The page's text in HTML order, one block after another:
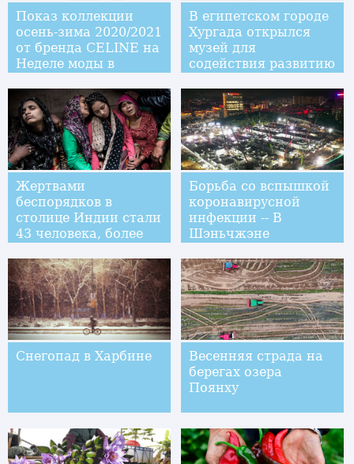
Показ коллекции
осень-зима 2020/2021
от бренда CELINE на
Неделе моды в
В египетском городе
Хургада открылся
музей для
содействия развитию
туризма
Жертвами
беспорядков в
столице Индии стали
43 человека, более
Борьба со вспышкой
коронавирусной
инфекции -- В
Шэньчжэне
строительство
экстренного
стационара Третьей
народной больницы
Снегопад в Харбине
Весенняя страда на
берегах озера
Поянху